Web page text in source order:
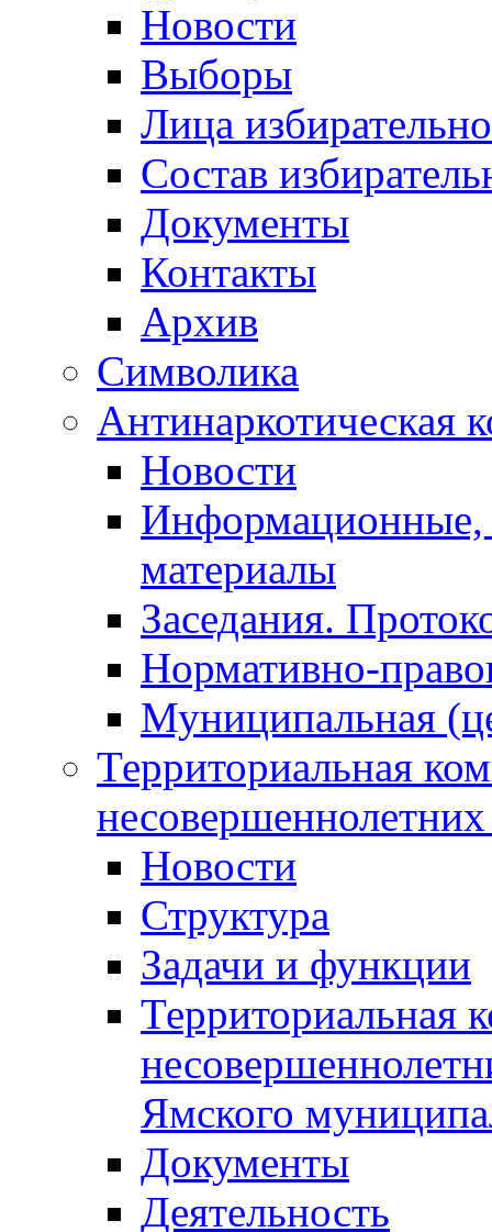
Новости
Выборы
Лица
Состав
Документы
Контакты
Архив
Символика
Антинаркотическая
Новости
Информационные,
материалы
Заседания.
Нормативно-
Муниципальная
Территориальная
Новости
Структура
Задачи и функции
Территориальная
Ямского
Документы
Деятельность